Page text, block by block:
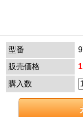
型番
販売価格
購入数